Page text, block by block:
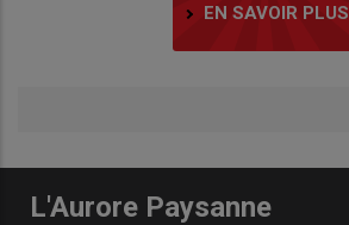
EN SAVOIR PLUS
L'Aurore Paysanne